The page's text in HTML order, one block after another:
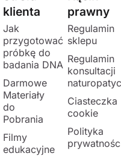
klienta
Jak
przygotować
próbkę do
badania DNA
Darmowe
Materiały
do
Pobrania
Filmy
edukacyjne
prawny
Regulamin
sklepu
Regulamin
konsultacji
Ciasteczka
cookie
Polityka